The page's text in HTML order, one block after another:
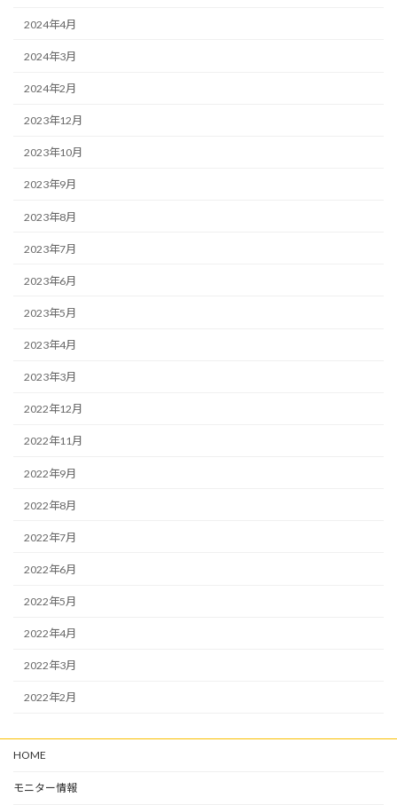
2024年4月
2024年3月
2024年2月
2023年12月
2023年10月
2023年9月
2023年8月
2023年7月
2023年6月
2023年5月
2023年4月
2023年3月
2022年12月
2022年11月
2022年9月
2022年8月
2022年7月
2022年6月
2022年5月
2022年4月
2022年3月
2022年2月
HOME
モニター情報